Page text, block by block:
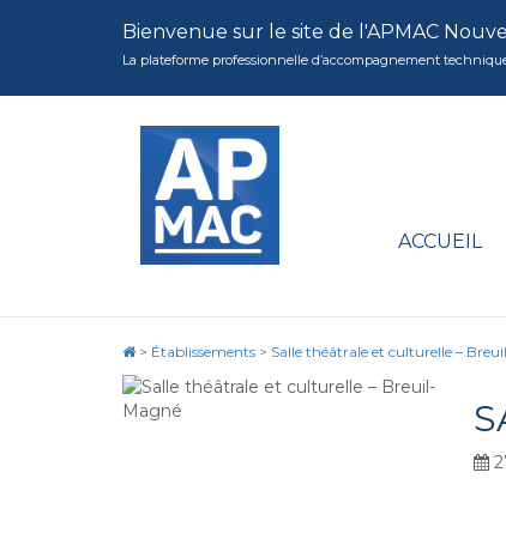
Bienvenue sur le site de l'APMAC
La plateforme professionnelle d’accompagnement
ACCUEIL
> Établissements > Salle théâtrale et culturelle –